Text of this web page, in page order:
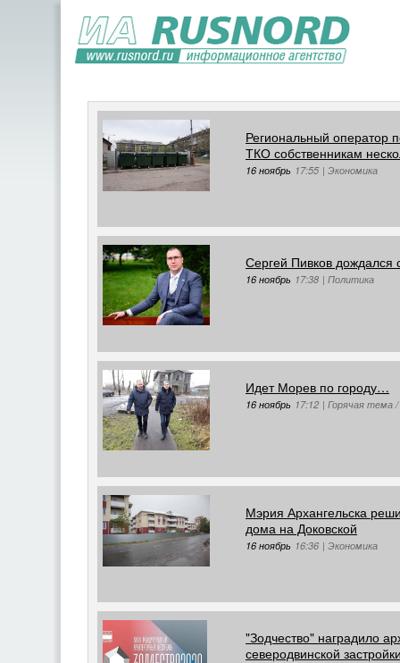
Региональный оператор
ТКО собственникам
16 ноябрь 17:55 | Экономика
Сергей Пивков дождался
16 ноябрь 17:38 | Политика
Идет Морев по городу…
16 ноябрь 17:12 | Горячая тема
Мэрия Архангельска
дома на Доковской
16 ноябрь 16:36 | Экономика
"Зодчество" наградило
северодвинской